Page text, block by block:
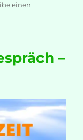
einen
–